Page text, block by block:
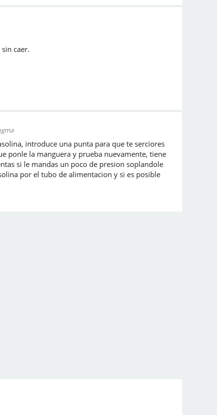
caer.
introduce una punta para que te serciores
ponle la manguera y prueba nuevamente, tiene
si le mandas un poco de presion soplandole
por el tubo de alimentacion y si es posible